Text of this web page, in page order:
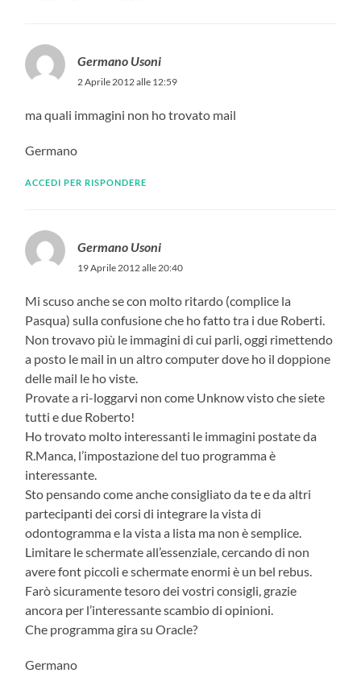
Germano Usoni
2 Aprile 2012 alle 12:59
ma quali immagini non ho trovato mail
Germano
ACCEDI PER RISPONDERE
Germano Usoni
19 Aprile 2012 alle 20:40
Mi scuso anche se con molto ritardo (complice la
Pasqua) sulla confusione che ho fatto tra i due Roberti.
Non trovavo più le immagini di cui parli, oggi rimettendo
a posto le mail in un altro computer dove ho il doppione
delle mail le ho viste.
Provate a ri-loggarvi non come Unknow visto che siete
tutti e due Roberto!
Ho trovato molto interessanti le immagini postate da
R.Manca, l’impostazione del tuo programma è
interessante.
Sto pensando come anche consigliato da te e da altri
partecipanti dei corsi di integrare la vista di
odontogramma e la vista a lista ma non è semplice.
Limitare le schermate all’essenziale, cercando di non
avere font piccoli e schermate enormi è un bel rebus.
Farò sicuramente tesoro dei vostri consigli, grazie
ancora per l’interessante scambio di opinioni.
Che programma gira su Oracle?
Germano